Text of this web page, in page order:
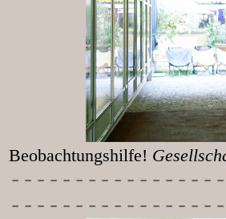
Beobachtungshilfe!
-----------